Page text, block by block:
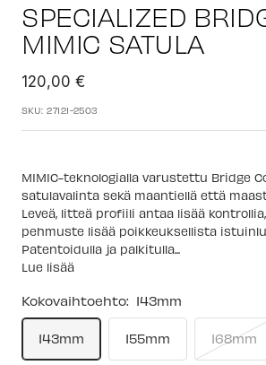
3
4
SPECIALIZED
MIMIC SATULA
Alennushinta
120,00 €
SKU:27121-2503
MIMIC-teknologialla varustettu Bridge
satulavalinta sekä maantiellä että
Leveä, litteä profiili antaa lisää
pehmuste lisää poikkeuksellista
Patentoidulla ja palkitulla...
Lue lisää
Kokovaihtoehto: 143mm
143mm 155mm 168mm